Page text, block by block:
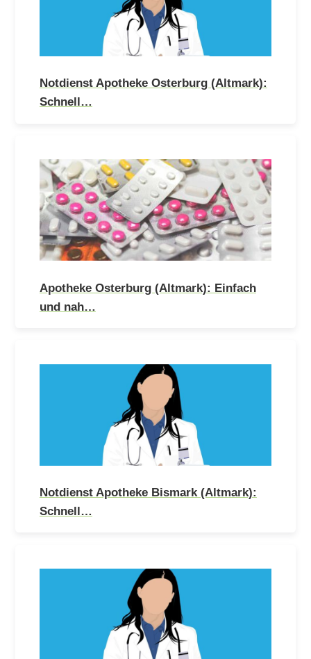
Notdienst Apotheke Osterburg (Altmark):
Schnell…
Apotheke Osterburg (Altmark): Einfach
und nah…
Notdienst Apotheke Bismark (Altmark):
Schnell…